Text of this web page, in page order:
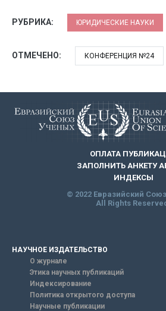
РУБРИКА: ЮРИДИЧЕСКИЕ НАУКИ
ОТМЕЧЕНО: КОНФЕРЕНЦИЯ №24
ОПЛАТА
ЗАПОЛНИТЬ АНКЕТУ
ИНДЕКСЫ
© 2022 Евразийский
All Rights
НАУЧНОЕ ИЗДАТЕЛЬСТВО
О журнале
Этика научных публикаций
Индексирование
Политика открытого доступа
Научные публикации